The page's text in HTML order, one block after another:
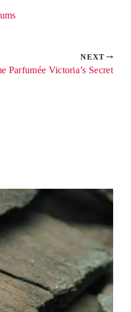
NEXT
Parfumée Victoria’s Secret